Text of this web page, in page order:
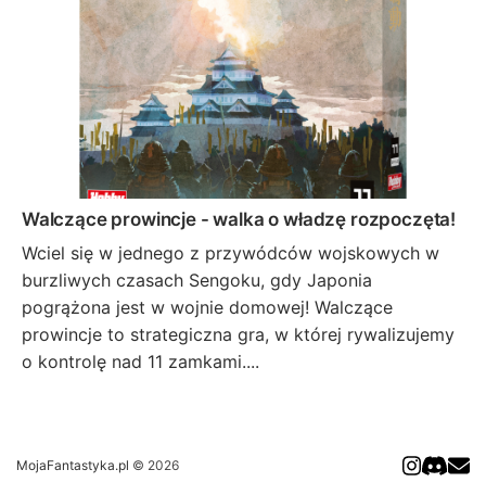
Walczące prowincje - walka o władzę rozpoczęta!
Wciel się w jednego z przywódców wojskowych w
burzliwych czasach Sengoku, gdy Japonia
pogrążona jest w wojnie domowej! Walczące
prowincje to strategiczna gra, w której rywalizujemy
o kontrolę nad 11 zamkami....
MojaFantastyka.pl © 2026